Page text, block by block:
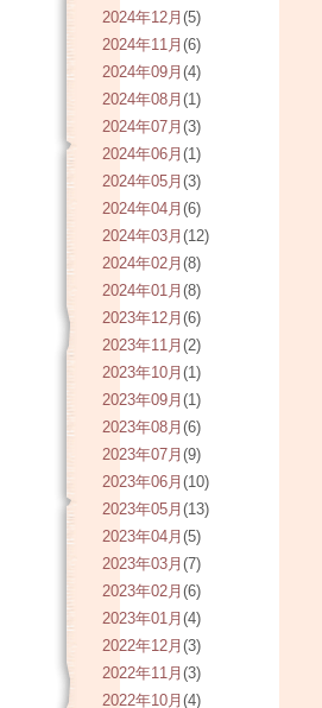
2024年12月 (5)
2024年11月 (6)
2024年09月 (4)
2024年08月 (1)
2024年07月 (3)
2024年06月 (1)
2024年05月 (3)
2024年04月 (6)
2024年03月 (12)
2024年02月 (8)
2024年01月 (8)
2023年12月 (6)
2023年11月 (2)
2023年10月 (1)
2023年09月 (1)
2023年08月 (6)
2023年07月 (9)
2023年06月 (10)
2023年05月 (13)
2023年04月 (5)
2023年03月 (7)
2023年02月 (6)
2023年01月 (4)
2022年12月 (3)
2022年11月 (3)
2022年10月 (4)